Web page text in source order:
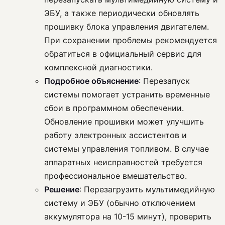
ЭБУ, а также периодически обновлять
прошивку блока управления двигателем.
При сохранении проблемы рекомендуется
обратиться в официальный сервис для
комплексной диагностики.
Подробное объяснение: Перезапуск
системы помогает устранить временные
сбои в программном обеспечении.
Обновление прошивки может улучшить
работу электронных ассистентов и
системы управления топливом. В случае
аппаратных неисправностей требуется
профессиональное вмешательство.
Решение: Перезагрузить мультимедийную
систему и ЭБУ (обычно отключением
аккумулятора на 10-15 минут), проверить